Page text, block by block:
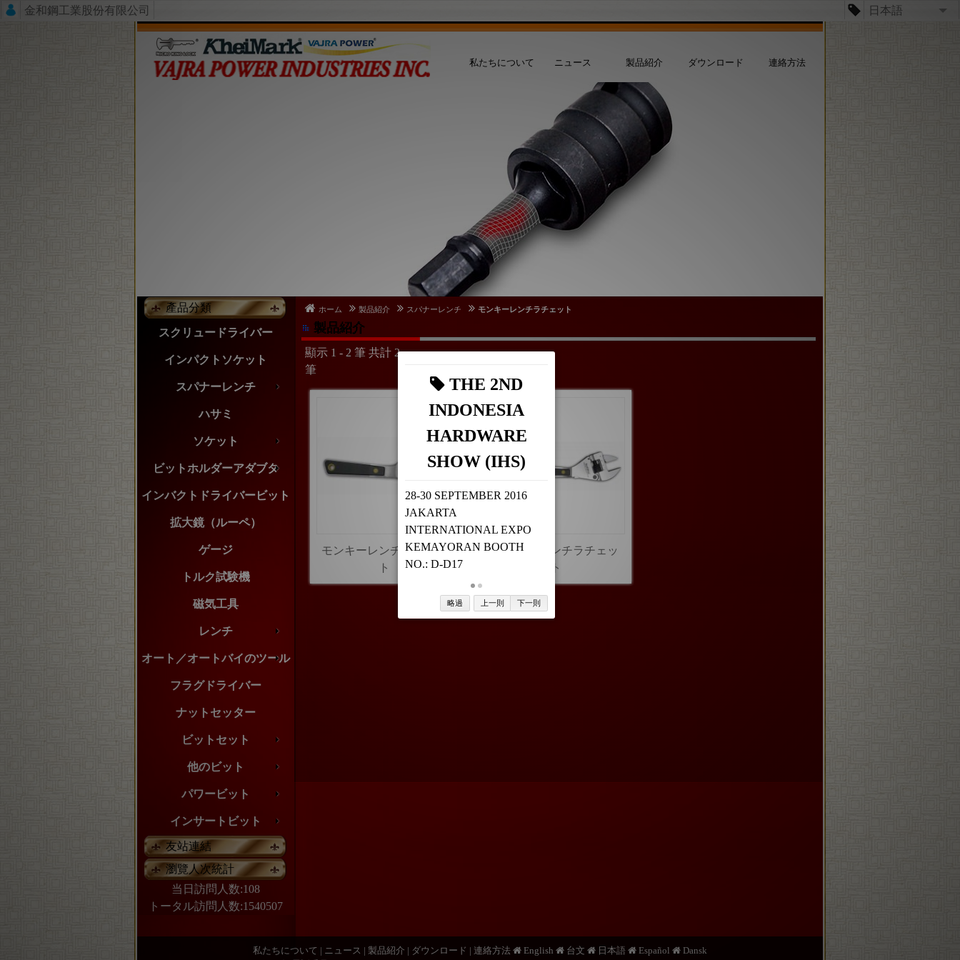
金和鋼工業股份有限公司 日本語
私たちについて ニュース 製品紹介 ダウンロード 連絡方法
產品分類
スクリュードライバー
インパクトソケット
スパナーレンチ
ハサミ
ソケット
ビットホルダーアダブタ
インバクトドライバービット
拡大鏡（ルーペ）
ゲージ
トルク試験機
磁気工具
レンチ
オート／オートバイのツール
フラグドライバー
ナットセッター
ビットセット
他のビット
パワービット
インサートビット
友站連結
瀏覽人次統計
当日訪問人数:108
トータル訪問人数:1540507
ホーム 製品紹介 スパナーレンチ モンキーレンチラチェット
製品紹介
顯示 1 - 2 筆 共計 2
筆
モンキーレンチラチェッ
ト
モンキーレンチラチェッ
ト
私たちについて | ニュース | 製品紹介 | ダウンロード | 連絡方法 English 台文 日本語 Español
Dansk
THE 2ND
INDONESIA
HARDWARE
SHOW (IHS)
28-30 SEPTEMBER 2016
JAKARTA
INTERNATIONAL EXPO
KEMAYORAN BOOTH
NO.: D-D17
略過 上一則 下一則